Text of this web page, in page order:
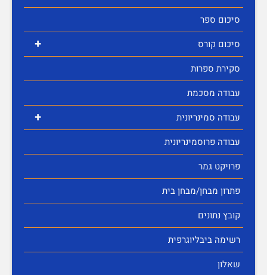
סיכום ספר
+
סיכום קורס
סקירת ספרות
עבודה מסכמת
+
עבודה סמינריונית
עבודה פרוסמינריונית
פרויקט גמר
פתרון מבחן/מבחן בית
קובץ נתונים
רשימה ביבליוגרפית
שאלון